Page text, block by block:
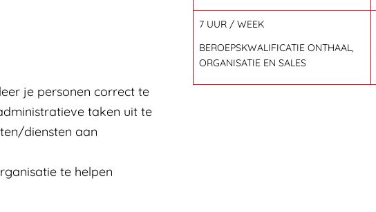
je personen correct te
taken uit te
diensten aan
te helpen
7 UUR / WEEK
BEROEPSKWALIFICATIE ONTHAAL,
ORGANISATIE EN SALES